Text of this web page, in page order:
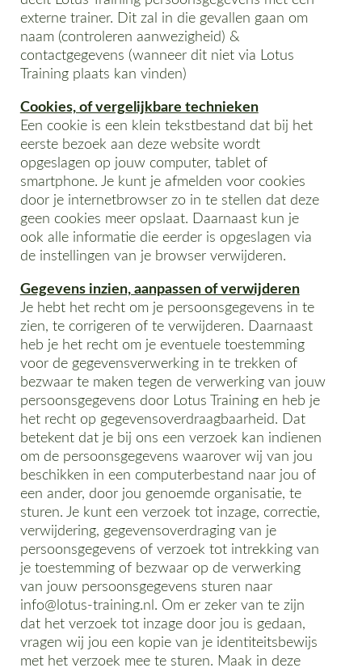
externe trainer. Dit zal in die gevallen gaan om
naam (controleren aanwezigheid) &
contactgegevens (wanneer dit niet via Lotus
Training plaats kan vinden)
Cookies, of vergelijkbare technieken
Een cookie is een klein tekstbestand dat bij het
eerste bezoek aan deze website wordt
opgeslagen op jouw computer, tablet of
smartphone. Je kunt je afmelden voor cookies
door je internetbrowser zo in te stellen dat deze
geen cookies meer opslaat. Daarnaast kun je
ook alle informatie die eerder is opgeslagen via
de instellingen van je browser verwijderen.
Gegevens inzien, aanpassen of verwijderen
Je hebt het recht om je persoonsgegevens in te
zien, te corrigeren of te verwijderen. Daarnaast
heb je het recht om je eventuele toestemming
voor de gegevensverwerking in te trekken of
bezwaar te maken tegen de verwerking van jouw
persoonsgegevens door Lotus Training en heb je
het recht op gegevensoverdraagbaarheid. Dat
betekent dat je bij ons een verzoek kan indienen
om de persoonsgegevens waarover wij van jou
beschikken in een computerbestand naar jou of
een ander, door jou genoemde organisatie, te
sturen. Je kunt een verzoek tot inzage, correctie,
verwijdering, gegevensoverdraging van je
persoonsgegevens of verzoek tot intrekking van
je toestemming of bezwaar op de verwerking
van jouw persoonsgegevens sturen naar
info@lotus-training.nl. Om er zeker van te zijn
dat het verzoek tot inzage door jou is gedaan,
vragen wij jou een kopie van je identiteitsbewijs
met het verzoek mee te sturen. Maak in deze